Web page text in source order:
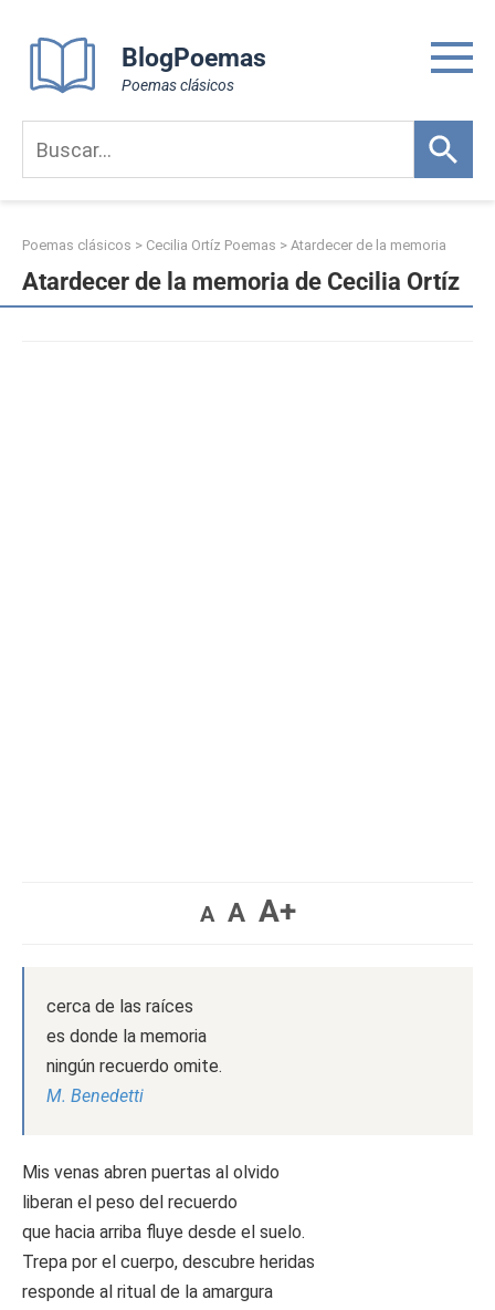
content
BlogPoemas
Poemas clásicos
Poemas clásicos > Cecilia Ortíz Poemas > Atardecer de la memoria
Atardecer de la memoria de Cecilia Ortíz
A A A+
cerca de las raíces
es donde la memoria
ningún recuerdo omite.
M. Benedetti
Mis venas abren puertas al olvido
liberan el peso del recuerdo
que hacia arriba fluye desde el suelo.
Trepa por el cuerpo, descubre heridas
responde al ritual de la amargura